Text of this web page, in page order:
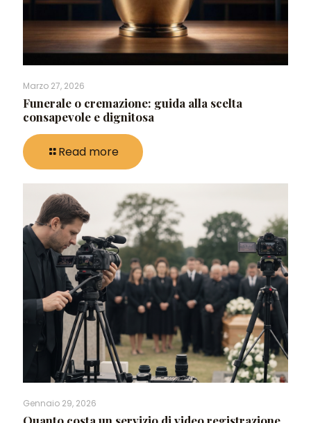
Marzo 27, 2026
Funerale o cremazione: guida alla scelta
consapevole e dignitosa
Read more
Gennaio 29, 2026
Quanto costa un servizio di video registrazione